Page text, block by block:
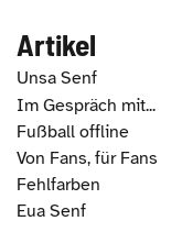
Artikel
Unsa Senf
Im Gespräch mit...
Fußball offline
Von Fans, für Fans
Fehlfarben
Eua Senf